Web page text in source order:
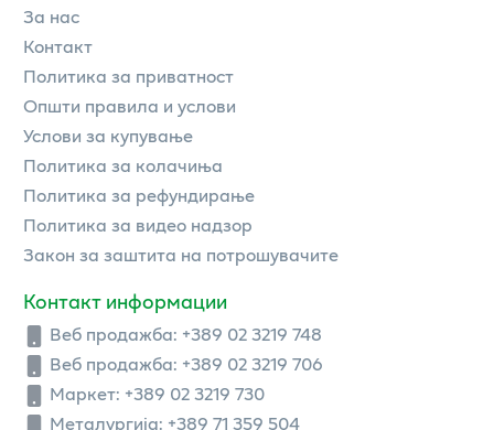
За нас
Контакт
Политика за приватност
Општи правила и услови
Услови за купување
Политика за колачиња
Политика за рефундирање
Политика за видео надзор
Закон за заштита на потрошувачите
Контакт информации
Веб продажба: +389 02 3219 748
Веб продажба: +389 02 3219 706
Маркет: +389 02 3219 730
Металургија: +389 71 359 504